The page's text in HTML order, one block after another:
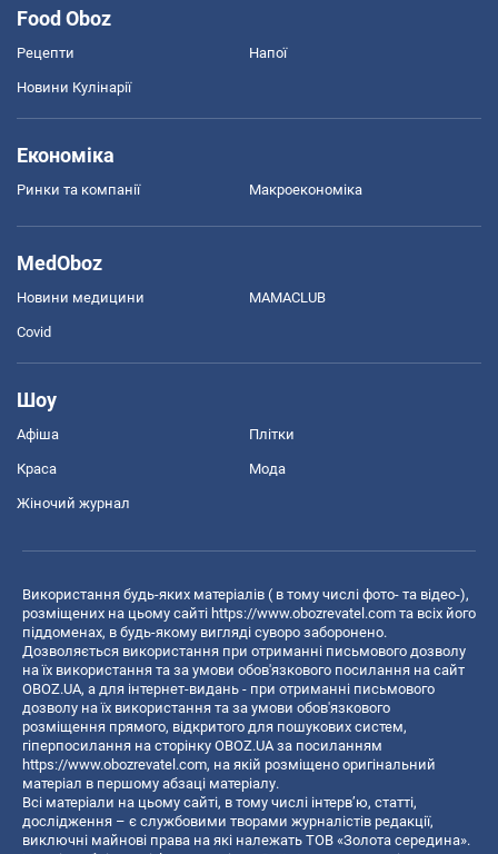
Food Oboz
Рецепти Напої
Новини Кулінарії
Економіка
Ринки та компанії Макроекономіка
MedOboz
Новини медицини MAMACLUB
Covid
Шоу
Афіша Плітки
Краса Мода
Жіночий журнал
Використання будь-яких матеріалів ( в тому числі фото- та відео-),
розміщених на цьому сайті https://www.obozrevatel.com та всіх його
піддоменах, в будь-якому вигляді суворо заборонено.
Дозволяється використання при отриманні письмового дозволу
на їх використання та за умови обов'язкового посилання на сайт
OBOZ.UA, а для інтернет-видань - при отриманні письмового
дозволу на їх використання та за умови обов'язкового
розміщення прямого, відкритого для пошукових систем,
гіперпосилання на сторінку OBOZ.UA за посиланням
https://www.obozrevatel.com, на якій розміщено оригінальний
матеріал в першому абзаці матеріалу.
Всі матеріали на цьому сайті, в тому числі інтерв’ю, статті,
дослідження – є службовими творами журналістів редакції,
виключні майнові права на які належать ТОВ «Золота середина».